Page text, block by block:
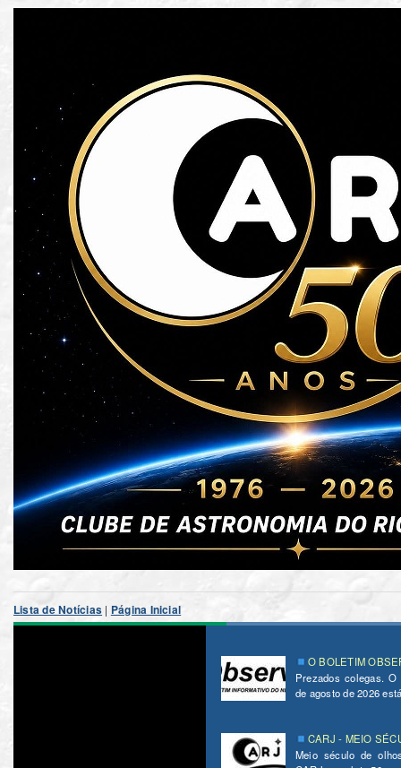
Lista de Notícias | Página Inicial
O BOLETIM
Prezados colegas.
de agosto de 2026
CARJ - MEIO
Meio século de